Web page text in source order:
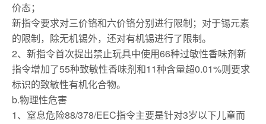
价态；
新指令要求对三价铬和六价铬分别进行限制；对于锡元素
的限制，除无机锡外，还对有机锡进行了限制。
2、新指令首次提出禁止玩具中使用66种过敏性香味剂新
指令增加了55种致敏性香味剂和11种含量超0.01%则要求
标识的致敏性有机化合物。
b.物理性危害
1、窒息危险88/378/EEC指令主要是针对3岁以下儿童而